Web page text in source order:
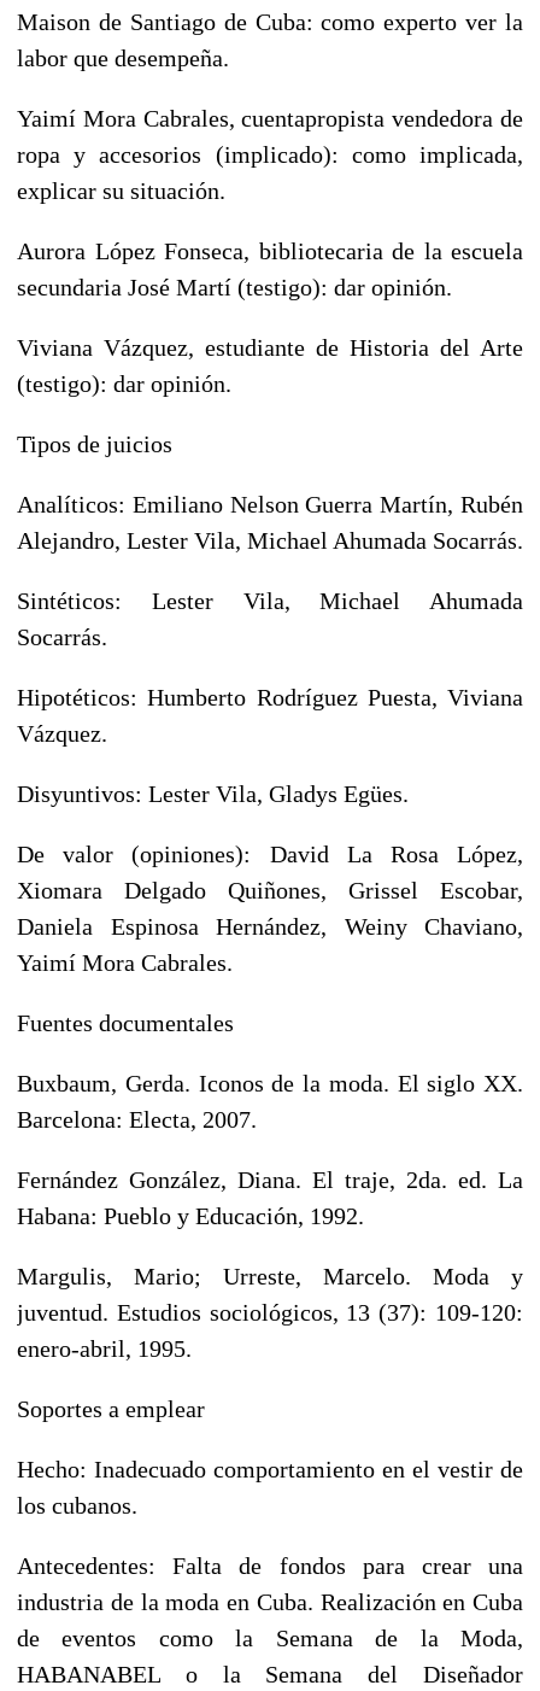
Maison de Santiago de Cuba: como experto ver la
labor que desempeña.
Yaimí Mora Cabrales, cuentapropista vendedora de
ropa y accesorios (implicado): como implicada,
explicar su situación.
Aurora López Fonseca, bibliotecaria de la escuela
secundaria José Martí (testigo): dar opinión.
Viviana Vázquez, estudiante de Historia del Arte
(testigo): dar opinión.
Tipos de juicios
Analíticos: Emiliano Nelson Guerra Martín, Rubén
Alejandro, Lester Vila, Michael Ahumada Socarrás.
Sintéticos: Lester Vila, Michael Ahumada
Socarrás.
Hipotéticos: Humberto Rodríguez Puesta, Viviana
Vázquez.
Disyuntivos: Lester Vila, Gladys Egües.
De valor (opiniones): David La Rosa López,
Xiomara Delgado Quiñones, Grissel Escobar,
Daniela Espinosa Hernández, Weiny Chaviano,
Yaimí Mora Cabrales.
Fuentes documentales
Buxbaum, Gerda. Iconos de la moda. El siglo XX.
Barcelona: Electa, 2007.
Fernández González, Diana. El traje, 2da. ed. La
Habana: Pueblo y Educación, 1992.
Margulis, Mario; Urreste, Marcelo. Moda y
juventud. Estudios sociológicos, 13 (37): 109-120:
enero-abril, 1995.
Soportes a emplear
Hecho: Inadecuado comportamiento en el vestir de
los cubanos.
Antecedentes: Falta de fondos para crear una
industria de la moda en Cuba. Realización en Cuba
de eventos como la Semana de la Moda,
HABANABEL o la Semana del Diseñador